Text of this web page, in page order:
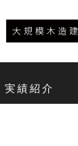
実績紹介